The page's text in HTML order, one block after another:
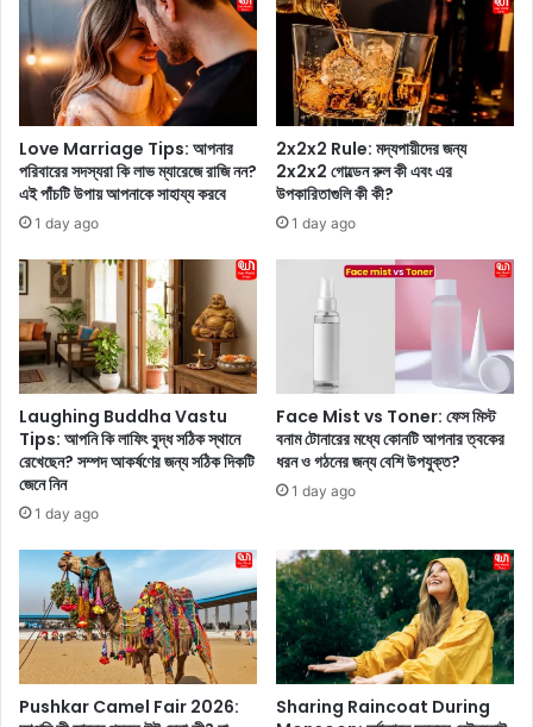
লু
ক
’
য়ে
ট
ক
রে
ন
জ
র
ড়
লে
ন
ভি
নে
ত্রী
সো
নী
কা
র
e
a
l
r
g
:
প্র
থ
ম
হি
লা
আ
ই
পি
এ
স
র
দী
ব
র্ত
মা
Love Marriage Tips: আপনার
পরিবারের সদস্যরা কি লাভ ম্যারেজে রাজি নন?
এই পাঁচটি উপায় আপনাকে সাহায্য করবে
1 day ago
2x2x2 Rule: মদ্যপায়ীদের জন্য
2x2x2 গোল্ডেন রুল কী এবং এর
উপকারিতাগুলি কী কী?
1 day ago
Laughing Buddha Vastu
Tips: আপনি কি লাফিং বুদ্ধ সঠিক স্থানে
রেখেছেন? সম্পদ আকর্ষণের জন্য সঠিক দিকটি
জেনে নিন
1 day ago
Face Mist vs Toner: ফেস মিস্ট
বনাম টোনারের মধ্যে কোনটি আপনার ত্বকের
ধরন ও গঠনের জন্য বেশি উপযুক্ত?
1 day ago
Pushkar Camel Fair 2026:
Sharing Raincoat During